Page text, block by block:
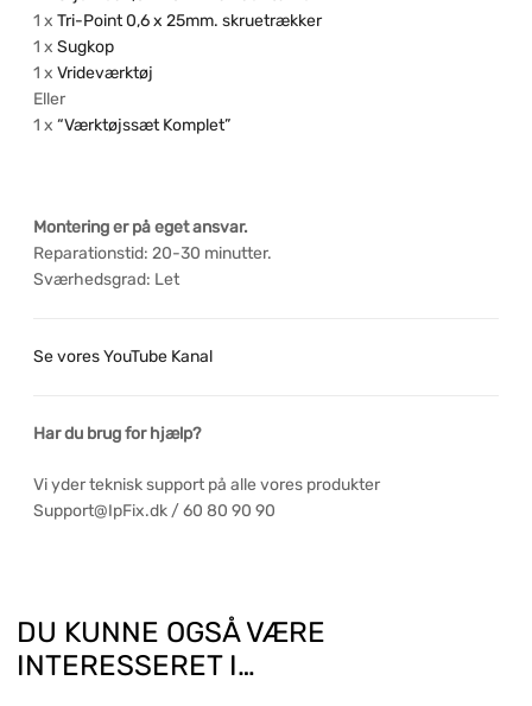
1 x Tri-Point 0,6 x 25mm. skruetrækker
1 x Sugkop
1 x Vrideværktøj
Eller
1 x “Værktøjssæt Komplet”
Montering er på eget ansvar.
Reparationstid: 20-30 minutter.
Sværhedsgrad: Let
Se vores YouTube Kanal
Har du brug for hjælp?
Vi yder teknisk support på alle vores produkter
Support@IpFix.dk / 60 80 90 90
DU KUNNE OGSÅ VÆRE
INTERESSERET I…